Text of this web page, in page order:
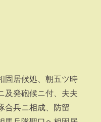
固居候処、朝五ツ時
及発砲候ニ付、夫夫
合兵ニ相成、防留